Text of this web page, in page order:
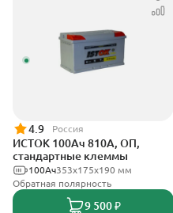
4.9 Россия
ИСТОК 100Ач 810А, ОП,
стандартные клеммы
353х175х190 мм
100Ач
Обратная полярность
9 500 ₽